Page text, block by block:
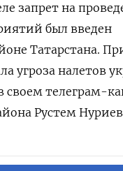
запрет на
был введен
Татарстана.
угроза налетов
своем телеграм-
Рустем